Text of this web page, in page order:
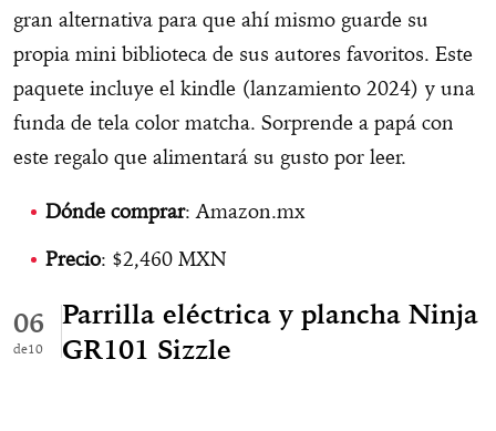
gran alternativa para que ahí mismo guarde su
propia mini biblioteca de sus autores favoritos. Este
paquete incluye el kindle (lanzamiento 2024) y una
funda de tela color matcha. Sorprende a papá con
este regalo que alimentará su gusto por leer.
Dónde comprar: Amazon.mx
Precio: $2,460 MXN
06
10
Parrilla eléctrica y plancha Ninja
GR101 Sizzle